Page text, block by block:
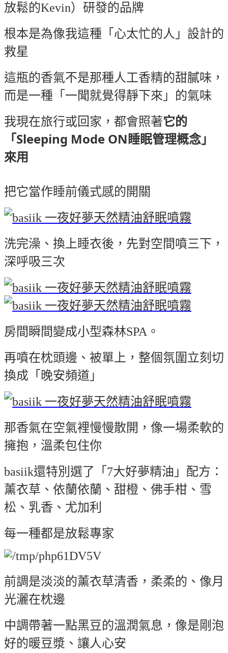
放鬆的Kevin）研發的品牌
根本是為像我這種「心太忙的人」設計的
救星
這瓶的香氣不是那種人工香精的甜膩味，
而是一種「一聞就覺得靜下來」的氣味
我現在旅行或回家，都會照著它的
「Sleeping Mode ON睡眠管理概念」
來用
把它當作睡前儀式感的開關
洗完澡、換上睡衣後，先對空間噴三下，
深呼吸三次
房間瞬間變成小型森林SPA。
再噴在枕頭邊、被單上，整個氛圍立刻切
換成「晚安頻道」
那香氣在空氣裡慢慢散開，像一場柔軟的
擁抱，溫柔包住你
basiik還特別選了「7大好夢精油」配方：
薰衣草、依蘭依蘭、甜橙、佛手柑、雪
松、乳香、尤加利
每一種都是放鬆專家
前調是淡淡的薰衣草清香，柔柔的、像月
光灑在枕邊
中調帶著一點黑豆的溫潤氣息，像是剛泡
好的暖豆漿、讓人心安